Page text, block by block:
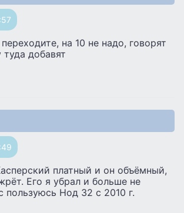
на 10 не надо, говорят
добавят
платный и он объёмный,
Его я убрал и больше не
пользуюсь Нод 32 с 2010 г.